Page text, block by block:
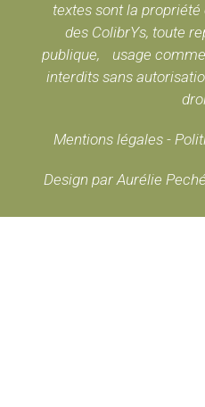
textes sont la
des ColibrYs, toute
publique, usage
interdits sans
Mentions légales -
Design par Aurélie